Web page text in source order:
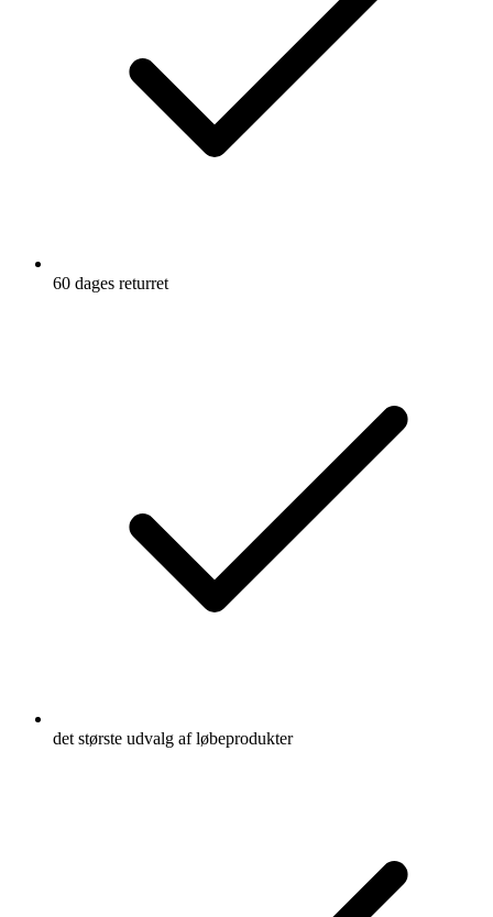
60 dages returret
det største udvalg af løbeprodukter